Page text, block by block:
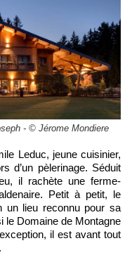
- © Jérome Mondiere
d’un pèlerinage. Séduit
il rachète une ferme-
Petit à petit, le
un lieu reconnu pour sa
le Domaine de Montagne
il est avant tout